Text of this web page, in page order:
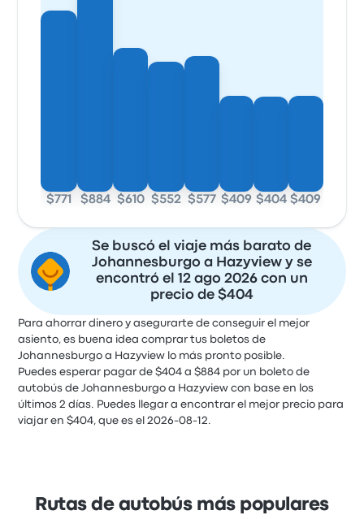
$771 $884 $610 $552 $577 $409 $404 $409
Se buscó el viaje más barato de
Johannesburgo a Hazyview y se
encontró el 12 ago 2026 con un
precio de $404
Para ahorrar dinero y asegurarte de conseguir el mejor
asiento, es buena idea comprar tus boletos de
Johannesburgo a Hazyview lo más pronto posible.
Puedes esperar pagar de $404 a $884 por un boleto de
autobús de Johannesburgo a Hazyview con base en los
últimos 2 días. Puedes llegar a encontrar el mejor precio para
viajar en $404, que es el 2026-08-12.
Rutas de autobús más populares